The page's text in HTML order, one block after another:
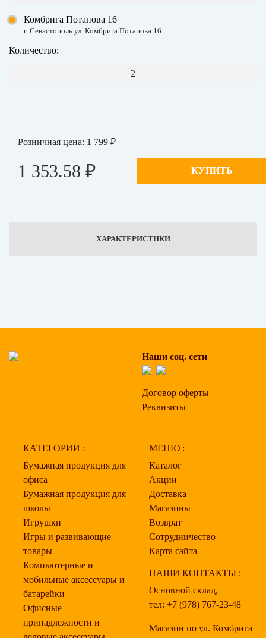
Комбрига Потапова 16
г. Севастополь ул. Комбрига Потапова 16
Количество:
2
Розничная цена: 1 799 ₽
1 353.58 ₽ КУПИТЬ
ХАРАКТЕРИСТИКИ
Наши соц. сети
Договор оферты
Реквизиты
КАТЕГОРИИ :
Бумажная продукция для
офиса
Бумажная продукция для
школы
Игрушки
Игры и развивающие
товары
Компьютерные и
мобильные аксессуары и
батарейки
Офисные
принадлежности и
МЕНЮ :
Каталог
Акции
Доставка
Магазины
Возврат
Сотрудничество
Карта сайта
НАШИ КОНТАКТЫ :
Основной склад,
тел: +7 (978) 767-23-48
Магазин по ул. Комбрига